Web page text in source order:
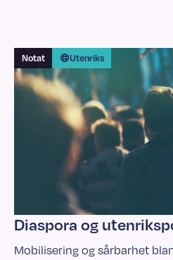
Diaspora og
Mobilisering og sårbarhet
Notat Utenriks